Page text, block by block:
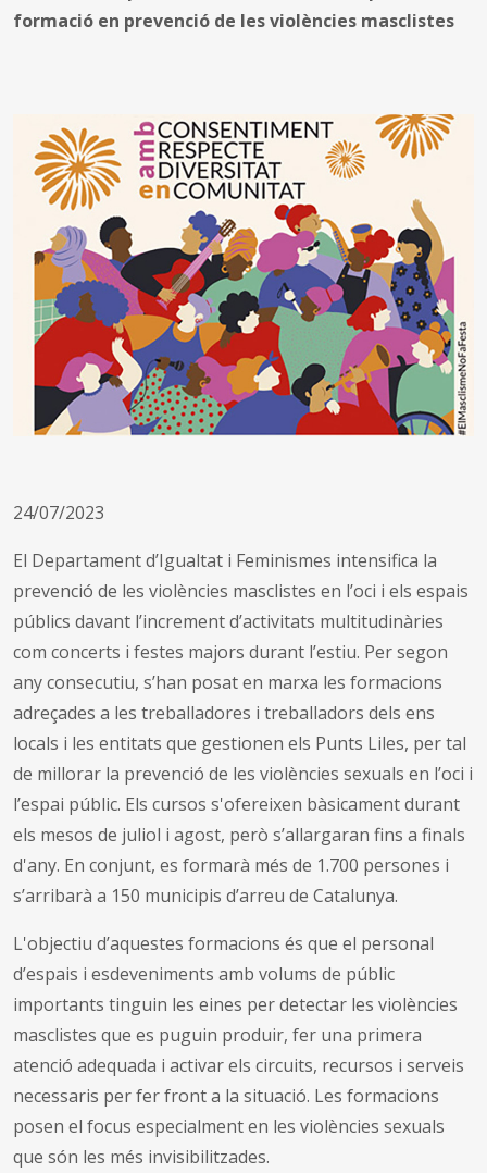
formació en prevenció de les violències masclistes
24/07/2023
El Departament d’Igualtat i Feminismes intensifica la
prevenció de les violències masclistes en l’oci i els espais
públics davant l’increment d’activitats multitudinàries
com concerts i festes majors durant l’estiu. Per segon
any consecutiu, s’han posat en marxa les formacions
adreçades a les treballadores i treballadors dels ens
locals i les entitats que gestionen els Punts Liles, per tal
de millorar la prevenció de les violències sexuals en l’oci i
l’espai públic. Els cursos s'ofereixen bàsicament durant
els mesos de juliol i agost, però s’allargaran fins a finals
d'any. En conjunt, es formarà més de 1.700 persones i
s’arribarà a 150 municipis d’arreu de Catalunya.
L'objectiu d’aquestes formacions és que el personal
d’espais i esdeveniments amb volums de públic
importants tinguin les eines per detectar les violències
masclistes que es puguin produir, fer una primera
atenció adequada i activar els circuits, recursos i serveis
necessaris per fer front a la situació. Les formacions
posen el focus especialment en les violències sexuals
que són les més invisibilitzades.